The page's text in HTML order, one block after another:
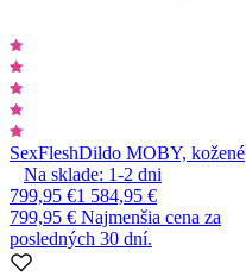
SexFleshDildo MOBY, kožené
Na sklade: 1-2 dni
799,95 €1 584,95 €
799,95 € Najmenšia cena za
posledných 30 dní.